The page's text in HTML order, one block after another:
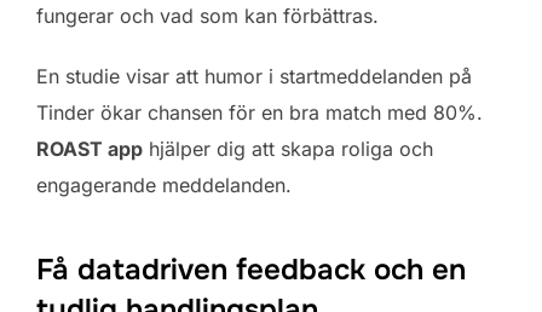
fungerar och vad som kan förbättras.
En studie visar att humor i startmeddelanden på
Tinder ökar chansen för en bra match med 80%.
ROAST app hjälper dig att skapa roliga och
engagerande meddelanden.
Få datadriven feedback och en